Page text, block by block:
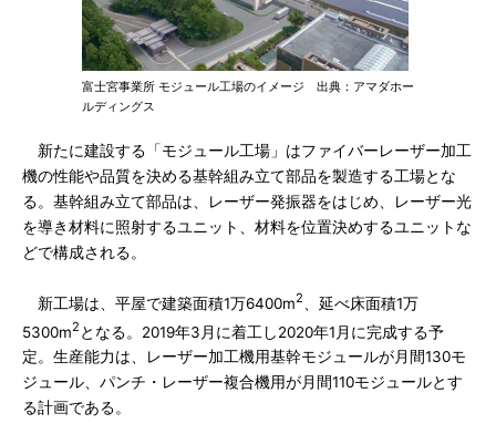
富士宮事業所 モジュール工場のイメージ 出典：アマダホー
ルディングス
新たに建設する「モジュール工場」はファイバーレーザー加工
機の性能や品質を決める基幹組み立て部品を製造する工場とな
る。基幹組み立て部品は、レーザー発振器をはじめ、レーザー光
を導き材料に照射するユニット、材料を位置決めするユニットな
どで構成される。
新工場は、平屋で建築面積1万6400m2
、延べ床面積1万
5300m2 となる。2019年3月に着工し2020年1月に完成する予
定。生産能力は、レーザー加工機用基幹モジュールが月間130モ
ジュール、パンチ・レーザー複合機用が月間110モジュールとす
る計画である。